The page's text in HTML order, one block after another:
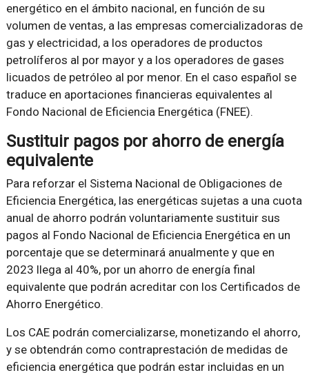
energético en el ámbito nacional, en función de su
volumen de ventas, a las empresas comercializadoras de
gas y electricidad, a los operadores de productos
petrolíferos al por mayor y a los operadores de gases
licuados de petróleo al por menor. En el caso español se
traduce en aportaciones financieras equivalentes al
Fondo Nacional de Eficiencia Energética (FNEE).
Sustituir pagos por ahorro de energía
equivalente
Para reforzar el Sistema Nacional de Obligaciones de
Eficiencia Energética, las energéticas sujetas a una cuota
anual de ahorro podrán voluntariamente sustituir sus
pagos al Fondo Nacional de Eficiencia Energética en un
porcentaje que se determinará anualmente y que en
2023 llega al 40%, por un ahorro de energía final
equivalente que podrán acreditar con los Certificados de
Ahorro Energético.
Los CAE podrán comercializarse, monetizando el ahorro,
y se obtendrán como contraprestación de medidas de
eficiencia energética que podrán estar incluidas en un